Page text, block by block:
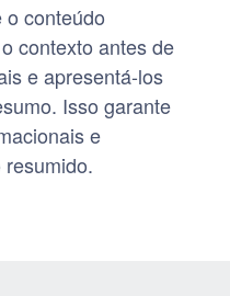
conteúdo
contexto antes de
e apresentá-los
Isso garante
e